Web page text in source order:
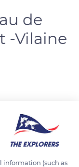
de
-Vilaine
Au centre, la
de la fin du XIIe
percées de
information (such as